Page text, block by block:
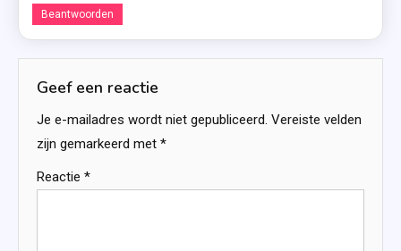
Beantwoorden
Geef een reactie
Je e-mailadres wordt niet gepubliceerd. Vereiste velden
zijn gemarkeerd met *
Reactie *